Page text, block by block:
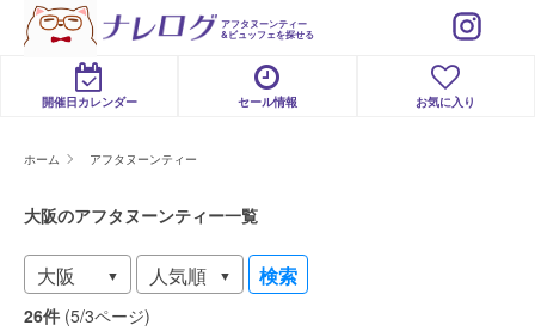
アフタヌーンティー
&ビュッフェを探せる
開催日カレンダー セール情報 お気に入り
ホーム アフタヌーンティー
大阪のアフタヌーンティー一覧
検索
26件 (5/3ページ)